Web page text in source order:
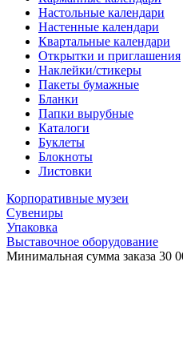
Настольные календари
Настенные календари
Квартальные календари
Открытки и приглашения
Наклейки/стикеры
Пакеты бумажные
Бланки
Папки вырубные
Каталоги
Буклеты
Блокноты
Листовки
Корпоративные музеи
Сувениры
Упаковка
Выставочное оборудование
Минимальная сумма заказа 30